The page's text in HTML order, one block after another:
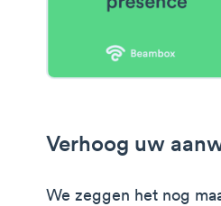
Verhoog uw
We zeggen het nog